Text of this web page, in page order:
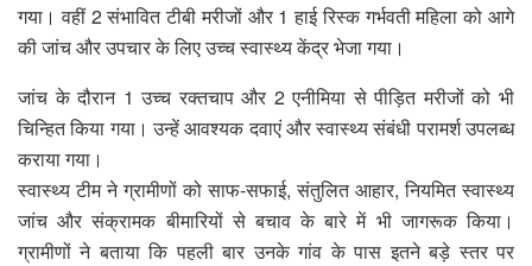
गया। वहीं 2 संभावित टीबी मरीजों और 1 हाई रिस्क गर्भवती महिला को आगे
की जांच और उपचार के लिए उच्च स्वास्थ्य केंद्र भेजा गया।
जांच के दौरान 1 उच्च रक्तचाप और 2 एनीमिया से पीड़ित मरीजों को भी
चिन्हित किया गया। उन्हें आवश्यक दवाएं और स्वास्थ्य संबंधी परामर्श उपलब्ध
कराया गया।
स्वास्थ्य टीम ने ग्रामीणों को साफ-सफाई, संतुलित आहार, नियमित स्वास्थ्य
जांच और संक्रामक बीमारियों से बचाव के बारे में भी जागरूक किया।
ग्रामीणों ने बताया कि पहली बार उनके गांव के पास इतने बड़े स्तर पर